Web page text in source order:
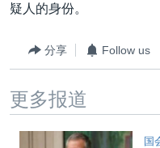
美国之音专访
重要讲话与声明
台海两岸关系
南中国海争端
关注西藏
疑人的身份。
分享 Follow us
更多报道
国